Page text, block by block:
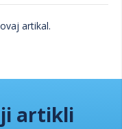
artikal.
artikli